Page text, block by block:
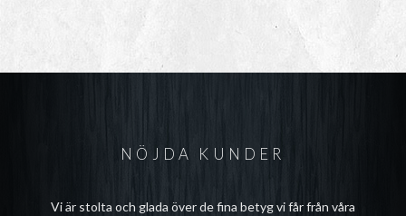
NÖJDA KUNDER
Vi är stolta och glada över de fina betyg vi får från våra